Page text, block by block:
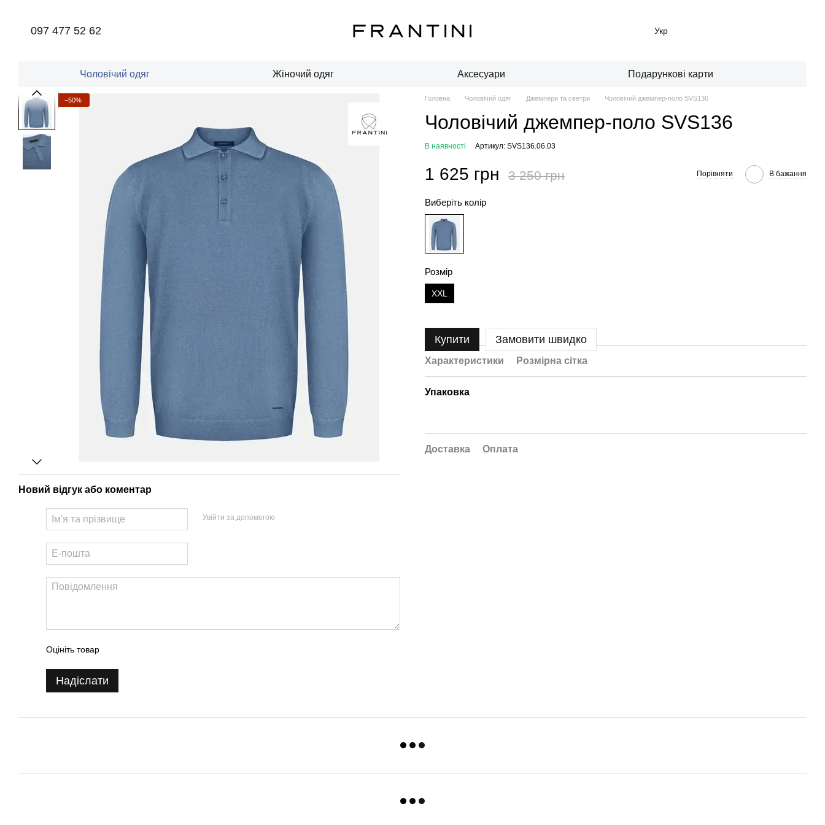
097 477 52 62 Укр
Чоловічий одяг Жіночий одяг Аксесуари Подарункові карти
−50%
Новий відгук або коментар
Увійти за допомогою
Оцініть товар
Надіслати
Головна Чоловічий одяг Джемпери та светри Чоловічий джемпер-поло SVS136
Чоловічий джемпер-поло SVS136
В наявності Артикул: SVS136.06.03
1 625 грн 3 250 грн Порівняти В бажання
Виберіть колір
Розмір
XXL
Купити Замовити швидко
Характеристики Розмірна сітка
Упаковка
Доставка Оплата